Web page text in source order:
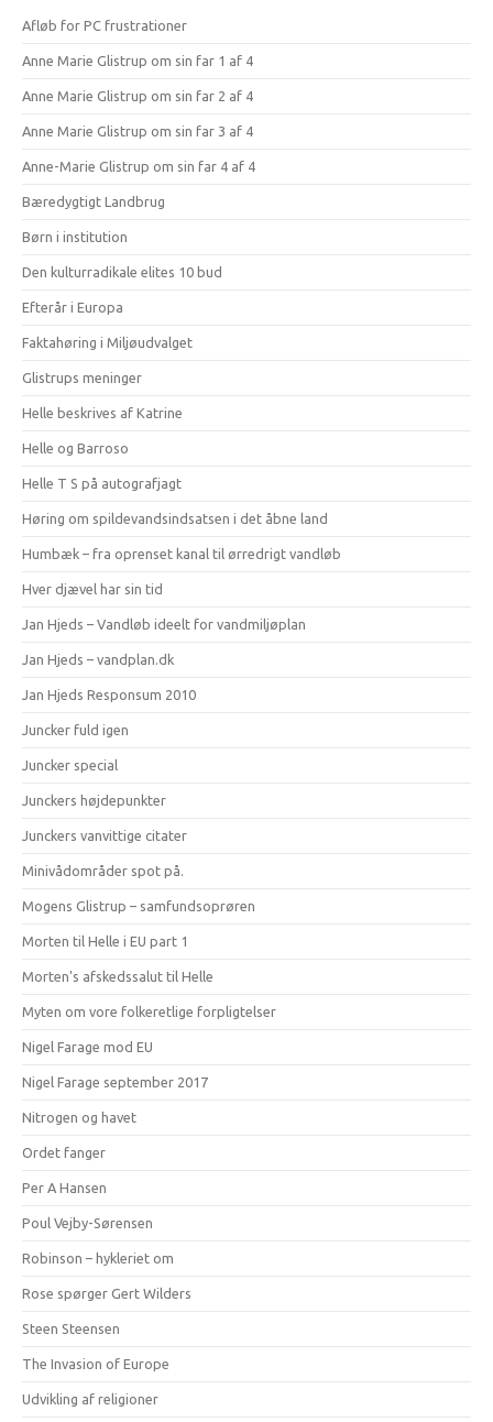
Afløb for PC frustrationer
Anne Marie Glistrup om sin far 1 af 4
Anne Marie Glistrup om sin far 2 af 4
Anne Marie Glistrup om sin far 3 af 4
Anne-Marie Glistrup om sin far 4 af 4
Bæredygtigt Landbrug
Børn i institution
Den kulturradikale elites 10 bud
Efterår i Europa
Faktahøring i Miljøudvalget
Glistrups meninger
Helle beskrives af Katrine
Helle og Barroso
Helle T S på autografjagt
Høring om spildevandsindsatsen i det åbne land
Humbæk – fra oprenset kanal til ørredrigt vandløb
Hver djævel har sin tid
Jan Hjeds – Vandløb ideelt for vandmiljøplan
Jan Hjeds – vandplan.dk
Jan Hjeds Responsum 2010
Juncker fuld igen
Juncker special
Junckers højdepunkter
Junckers vanvittige citater
Minivådområder spot på.
Mogens Glistrup – samfundsoprøren
Morten til Helle i EU part 1
Morten's afskedssalut til Helle
Myten om vore folkeretlige forpligtelser
Nigel Farage mod EU
Nigel Farage september 2017
Nitrogen og havet
Ordet fanger
Per A Hansen
Poul Vejby-Sørensen
Robinson – hykleriet om
Rose spørger Gert Wilders
Steen Steensen
The Invasion of Europe
Udvikling af religioner